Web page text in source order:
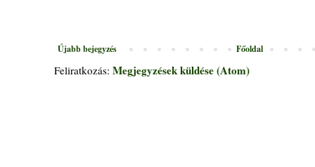
Újabb bejegyzés Főoldal
Feliratkozás: Megjegyzések küldése (Atom)